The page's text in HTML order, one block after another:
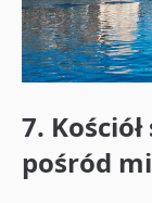
7.
pośród